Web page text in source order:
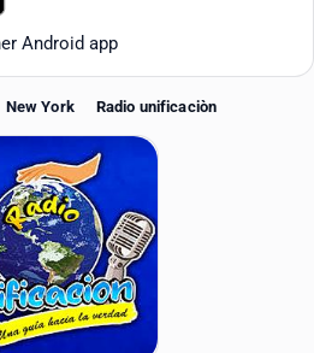
Android app
New York Radio unificaciòn